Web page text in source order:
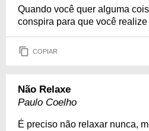
Quando você quer alguma
conspira para que você
COPIAR
Não Relaxe
Paulo Coelho
É preciso não relaxar nunca,